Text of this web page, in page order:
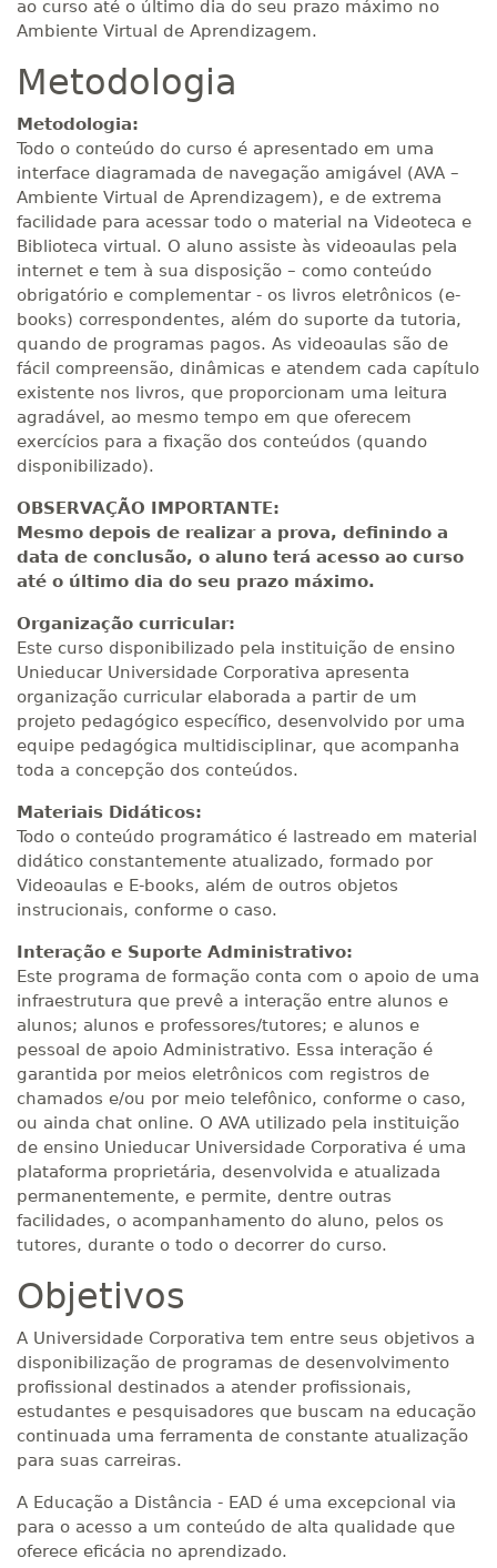
440 H 55dias 150dias
R$ 2.240,16
ao curso até o último dia do seu prazo máximo no
Ambiente Virtual de Aprendizagem.
Metodologia
Metodologia:
Todo o conteúdo do curso é apresentado em uma
interface diagramada de navegação amigável (AVA –
Ambiente Virtual de Aprendizagem), e de extrema
facilidade para acessar todo o material na Videoteca e
Biblioteca virtual. O aluno assiste às videoaulas pela
internet e tem à sua disposição – como conteúdo
obrigatório e complementar - os livros eletrônicos (e-
books) correspondentes, além do suporte da tutoria,
quando de programas pagos. As videoaulas são de
fácil compreensão, dinâmicas e atendem cada capítulo
existente nos livros, que proporcionam uma leitura
agradável, ao mesmo tempo em que oferecem
exercícios para a fixação dos conteúdos (quando
disponibilizado).
OBSERVAÇÃO IMPORTANTE:
Mesmo depois de realizar a prova, definindo a
data de conclusão, o aluno terá acesso ao curso
até o último dia do seu prazo máximo.
Organização curricular:
Este curso disponibilizado pela instituição de ensino
Unieducar Universidade Corporativa apresenta
organização curricular elaborada a partir de um
projeto pedagógico específico, desenvolvido por uma
equipe pedagógica multidisciplinar, que acompanha
toda a concepção dos conteúdos.
Materiais Didáticos:
Todo o conteúdo programático é lastreado em material
didático constantemente atualizado, formado por
Videoaulas e E-books, além de outros objetos
instrucionais, conforme o caso.
Interação e Suporte Administrativo:
Este programa de formação conta com o apoio de uma
infraestrutura que prevê a interação entre alunos e
alunos; alunos e professores/tutores; e alunos e
pessoal de apoio Administrativo. Essa interação é
garantida por meios eletrônicos com registros de
chamados e/ou por meio telefônico, conforme o caso,
ou ainda chat online. O AVA utilizado pela instituição
de ensino Unieducar Universidade Corporativa é uma
plataforma proprietária, desenvolvida e atualizada
permanentemente, e permite, dentre outras
facilidades, o acompanhamento do aluno, pelos os
tutores, durante o todo o decorrer do curso.
Objetivos
A Universidade Corporativa tem entre seus objetivos a
disponibilização de programas de desenvolvimento
profissional destinados a atender profissionais,
estudantes e pesquisadores que buscam na educação
continuada uma ferramenta de constante atualização
para suas carreiras.
A Educação a Distância - EAD é uma excepcional via
para o acesso a um conteúdo de alta qualidade que
oferece eficácia no aprendizado.